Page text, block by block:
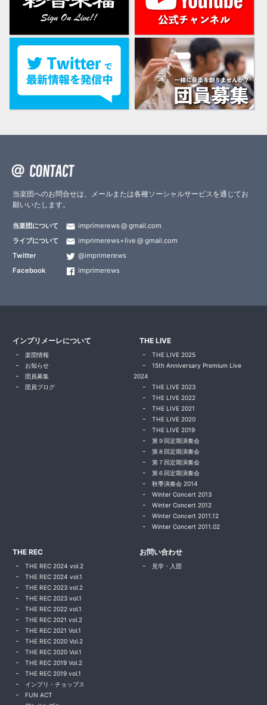
当楽団へのお問合せは、メールまたは各種ソーシャルサービスを通じてお
願いいたします。
当楽団について imprimerews
gmail.com
ライブについて
imprimerews+live
gmail.com
Twitter
@imprimerews
Facebook
imprimerews
インプリメーレについて
楽団情報
お知らせ
団員募集
団員ブログ
THE LIVE
THE LIVE 2025
15th Anniversary Premium Live
2024
THE LIVE 2023
THE LIVE 2022
THE LIVE 2021
THE LIVE 2020
THE LIVE 2019
第９回定期演奏会
第８回定期演奏会
第７回定期演奏会
第６回定期演奏会
秋季演奏会 2014
Winter Concert 2013
Winter Concert 2012
Winter Concert 2011.12
Winter Concert 2011.02
THE REC
THE REC 2024 vol.2
THE REC 2024 vol.1
THE REC 2023 vol.2
THE REC 2023 vol.1
THE REC 2022 vol.1
THE REC 2021 vol.2
THE REC 2021 Vol.1
THE REC 2020 Vol.2
THE REC 2020 Vol.1
THE REC 2019 Vol.2
THE REC 2019 vol.1
インプリ・チョップス
FUN ACT
お問い合わせ
見学・入団